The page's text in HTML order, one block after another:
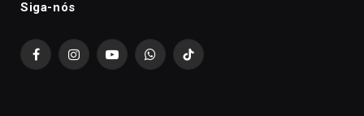
Siga-nós
FacebookInstagramYouTubeWhatsAppTikTok